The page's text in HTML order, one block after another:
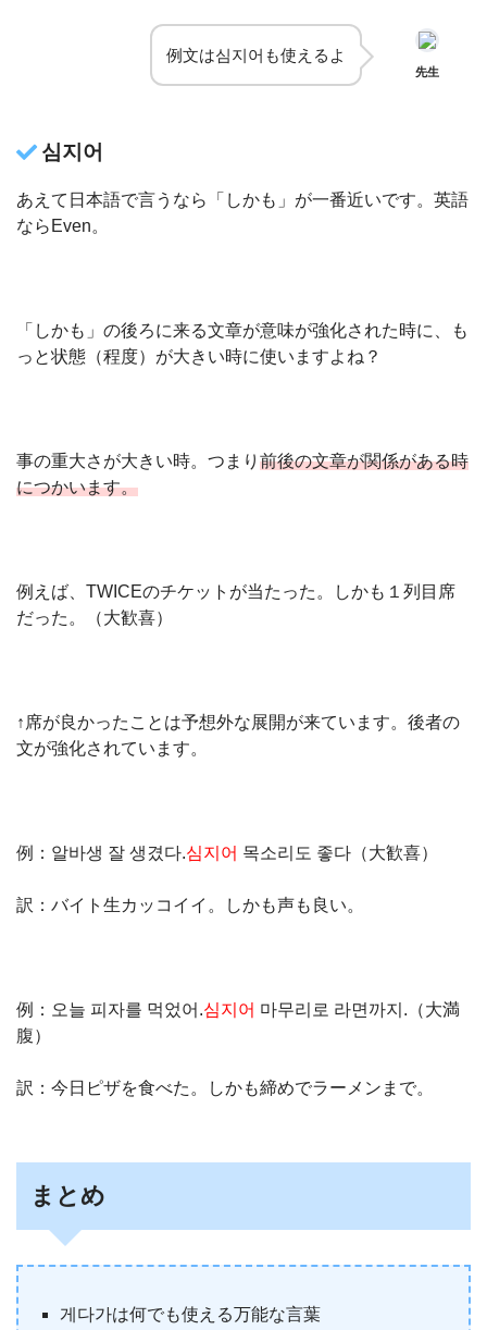
例文は심지어も使えるよ
先生
심지어
あえて日本語で言うなら「しかも」が一番近いです。英語
ならEven。
「しかも」の後ろに来る文章が意味が強化された時に、も
っと状態（程度）が大きい時に使いますよね？
事の重大さが大きい時。つまり 前後の文章が関係がある時
につかいます。
例えば、TWICEのチケットが当たった。しかも１列目席
だった。（大歓喜）
↑席が良かったことは予想外な展開が来ています。後者の
文が強化されています。
例：알바생 잘 생겼다.심지어 목소리도 좋다（大歓喜）
訳：バイト生カッコイイ。しかも声も良い。
例：오늘 피자를 먹었어.심지어 마무리로 라면까지.（大満
腹）
訳：今日ピザを食べた。しかも締めでラーメンまで。
まとめ
게다가は何でも使える万能な言葉